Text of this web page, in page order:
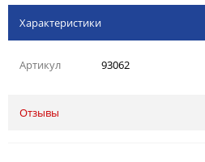
Характеристики
Артикул 93062
Отзывы